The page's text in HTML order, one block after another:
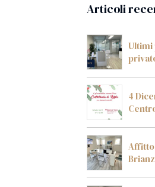
Articoli
4
Affitto